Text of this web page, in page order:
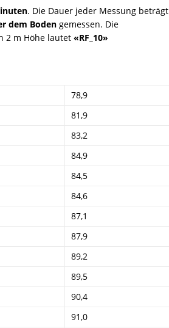
. Die Dauer jeder Messung beträgt
dem Boden gemessen. Die
2 m Höhe lautet «RF_10»
78,9
81,9
83,2
84,9
84,5
84,6
87,1
87,9
89,2
89,5
90,4
91,0